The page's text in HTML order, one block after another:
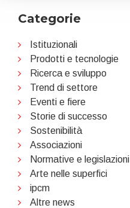
Categorie
Istituzionali
Prodotti e tecnologie
Ricerca e sviluppo
Trend di settore
Eventi e fiere
Storie di successo
Sostenibilità
Associazioni
Normative e legislazioni
Arte nelle superfici
ipcm
Altre news